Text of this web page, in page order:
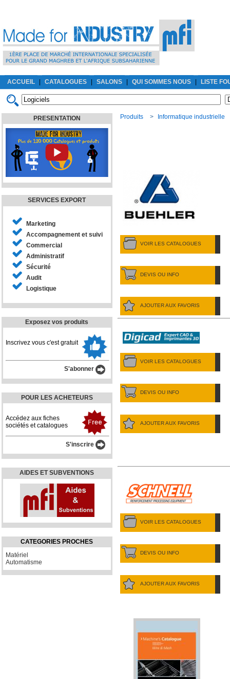
ACCUEIL CATALOGUES SALONS QUI SOMMES NOUS LISTE
PRESENTATION
SERVICES EXPORT
Marketing
Accompagnement et suivi
Commercial
Administratif
Sécurité
Audit
Logistique
Exposez vos produits
Inscrivez vous c'est gratuit
S'abonner
POUR LES ACHETEURS
Accédez aux fiches
sociétés et catalogues
S'inscrire
AIDES ET SUBVENTIONS
CATEGORIES PROCHES
Matériel
Automatisme
Produits > Informatique industrielle
VOIR LES CATALOGUES
DEVIS OU INFO
AJOUTER AUX FAVORIS
VOIR LES CATALOGUES
DEVIS OU INFO
AJOUTER AUX FAVORIS
VOIR LES CATALOGUES
DEVIS OU INFO
AJOUTER AUX FAVORIS